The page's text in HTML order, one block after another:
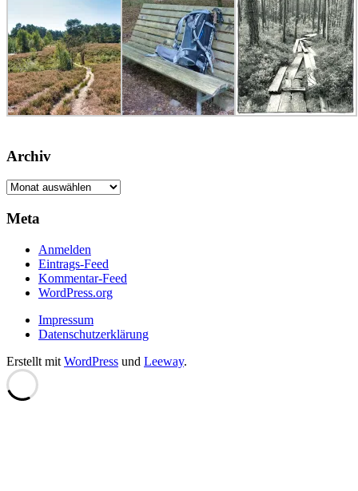
Archiv
Archiv
Meta
Anmelden
Eintrags-Feed
Kommentar-Feed
WordPress.org
Impressum
Datenschutzerklärung
Erstellt mit WordPress und Leeway.